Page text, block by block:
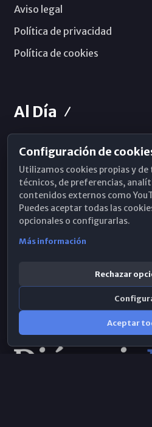
Aviso legal
Política de privacidad
Política de cookies
Al Día
Horarios de Misa
Hemeroteca
WhatsApp
Configuración de
Utilizamos cookies propias y
técnicos, de preferencias,
contenidos externos como
Puedes aceptar todas las
opcionales o configurarlas.
Más información
Rechazar
Aceptar